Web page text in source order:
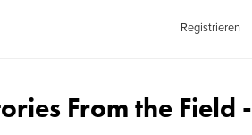
Registrieren
From the Field -